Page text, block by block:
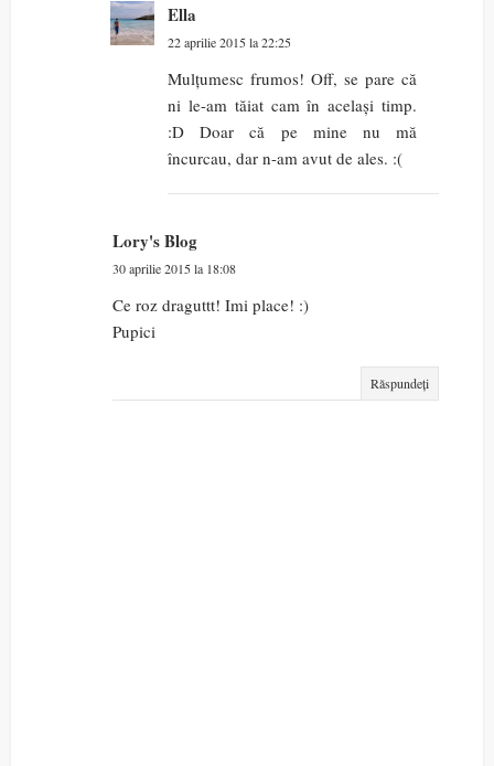
Ella
22 aprilie 2015 la 22:25
Mulțumesc frumos! Off, se pare că
ni le-am tăiat cam în același timp.
:D Doar că pe mine nu mă
încurcau, dar n-am avut de ales. :(
Lory's Blog
30 aprilie 2015 la 18:08
Ce roz draguttt! Imi place! :)
Pupici
Răspundeți